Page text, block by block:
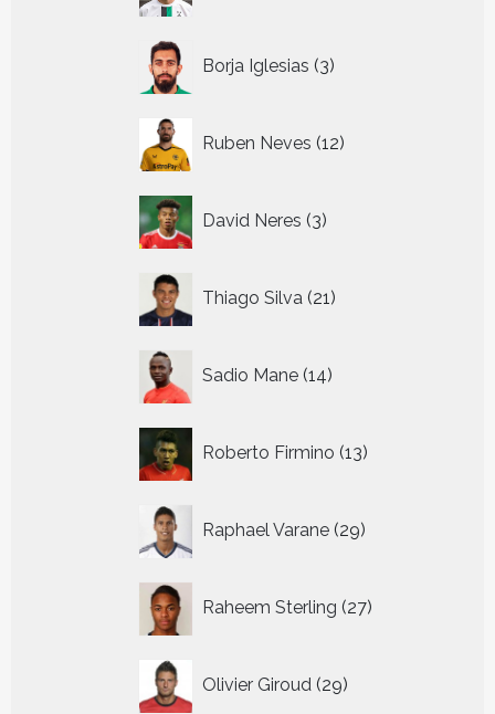
Borja Iglesias 3
producten
Ruben Neves 12
producten
David Neres 3
producten
Thiago Silva 21
producten
Sadio Mane 14
producten
Roberto Firmino 13
producten
Raphael Varane 29
producten
Raheem Sterling 27
producten
Olivier Giroud 29
producten